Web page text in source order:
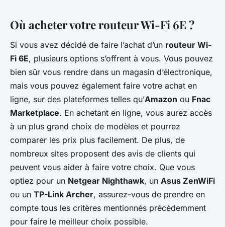
Où acheter votre routeur Wi-Fi 6E ?
Si vous avez décidé de faire l’achat d’un routeur Wi-
Fi 6E, plusieurs options s’offrent à vous. Vous pouvez
bien sûr vous rendre dans un magasin d’électronique,
mais vous pouvez également faire votre achat en
ligne, sur des plateformes telles qu’Amazon ou Fnac
Marketplace. En achetant en ligne, vous aurez accès
à un plus grand choix de modèles et pourrez
comparer les prix plus facilement. De plus, de
nombreux sites proposent des avis de clients qui
peuvent vous aider à faire votre choix. Que vous
optiez pour un Netgear Nighthawk, un Asus ZenWiFi
ou un TP-Link Archer, assurez-vous de prendre en
compte tous les critères mentionnés précédemment
pour faire le meilleur choix possible.